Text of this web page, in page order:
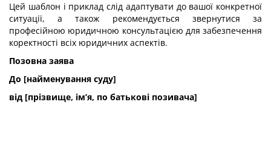
Цей шаблон і приклад слід адаптувати до вашої конкретної
ситуації, а також рекомендується звернутися за
професійною юридичною консультацією для забезпечення
коректності всіх юридичних аспектів.
Позовна заява
До [найменування суду]
від [прізвище, ім’я, по батькові позивача]